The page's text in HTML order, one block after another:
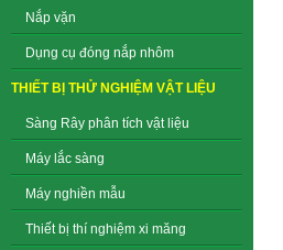
Nắp vặn
Dụng cụ đóng nắp nhôm
THIẾT BỊ THỬ NGHIỆM VẬT LIỆU
Sàng Rây phân tích vật liệu
Máy lắc sàng
Máy nghiền mẫu
Thiết bị thí nghiệm xi măng